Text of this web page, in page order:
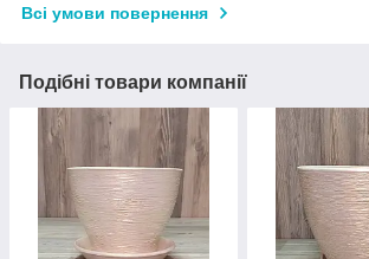
Всі умови повернення
Подібні товари компанії